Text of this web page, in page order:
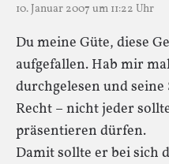
10. Januar 2007 um 11:22 Uhr
Du meine Güte, diese
aufgefallen. Hab mir
durchgelesen und
Recht – nicht jeder
präsentieren dürfen.
Damit sollte er bei sich